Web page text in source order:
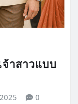
าสาวแบบ
0